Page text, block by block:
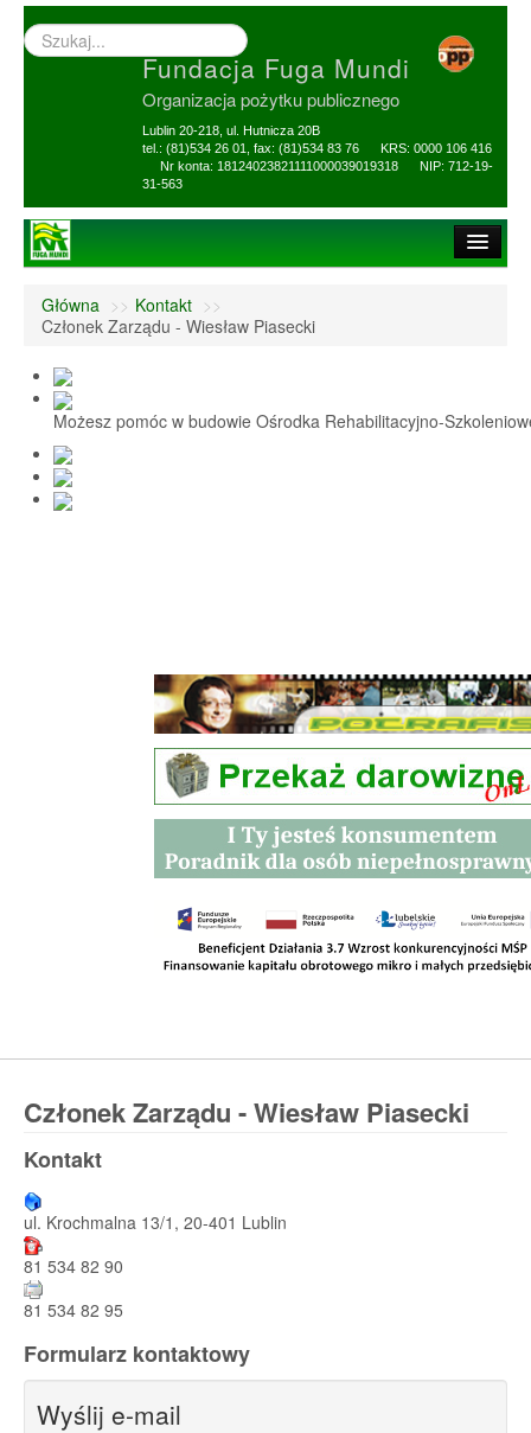
Wyszukiwarka
–
Fundacja Fuga Mundi
Organizacja pożytku publicznego
Lublin 20-218, ul. Hutnicza 20B
tel.: (81)534 26 01, fax: (81)534 83 76 KRS: 0000 106 416
Nr konta: 18124023821111000039019318 NIP: 712-19-
31-563
O Fundacji
1,5% i darowizny
Nasi Beneficjenci
Ośrodek Reh-Szkol
Sprawozdania
Główna >> Kontakt >>
Członek Zarządu - Wiesław Piasecki
Możesz pomóc w budowie Ośrodka Rehabilitacyjno-
Członek Zarządu - Wiesław Piasecki
Kontakt
ul. Krochmalna 13/1, 20-401 Lublin
81 534 82 90
81 534 82 95
Formularz kontaktowy
Wyślij e-mail